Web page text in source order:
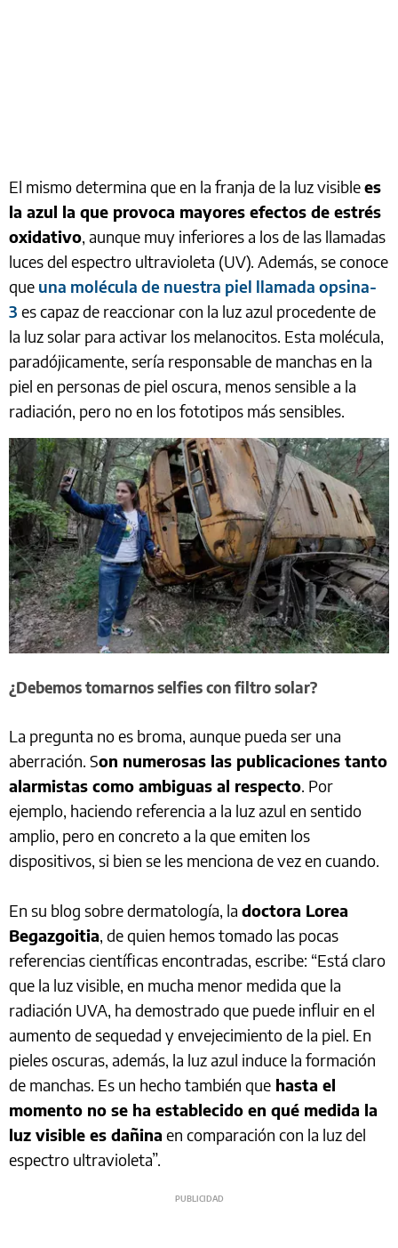
El mismo determina que en la franja de la luz visiblees
la azul la que provoca mayores efectos de estrés
oxidativo, aunque muy inferiores a los de las llamadas
luces del espectro ultravioleta (UV). Además, se conoce
que una molécula de nuestra piel llamada opsina-
3 es capaz de reaccionar con la luz azul procedente de
la luz solar para activar los melanocitos. Esta molécula,
paradójicamente, sería responsable de manchas en la
piel en personas de piel oscura, menos sensible a la
radiación, pero no en los fototipos más sensibles.
¿Debemos tomarnos selfies con filtro solar?
La pregunta no es broma, aunque pueda ser una
aberración. Son numerosas las publicaciones tanto
alarmistas como ambiguas al respecto . Por
ejemplo, haciendo referencia a la luz azul en sentido
amplio, pero en concreto a la que emiten los
dispositivos, si bien se les menciona de vez en cuando.
En su blog sobre dermatología, la doctora Lorea
Begazgoitia , de quien hemos tomado las pocas
referencias científicas encontradas, escribe: “Está claro
que la luz visible, en mucha menor medida que la
radiación UVA, ha demostrado que puede influir en el
aumento de sequedad y envejecimiento de la piel. En
pieles oscuras, además, la luz azul induce la formación
de manchas. Es un hecho también que hasta el
momento no se ha establecido en qué medida la
luz visible es dañina en comparación con la luz del
espectro ultravioleta”.